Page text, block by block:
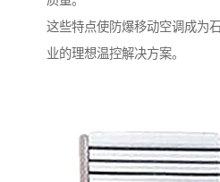
这些特点使防爆移动空调成为
业的理想温控解决方案。